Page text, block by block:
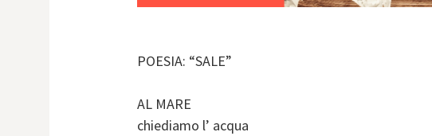
POESIA: “SALE”
AL MARE
chiediamo l’ acqua